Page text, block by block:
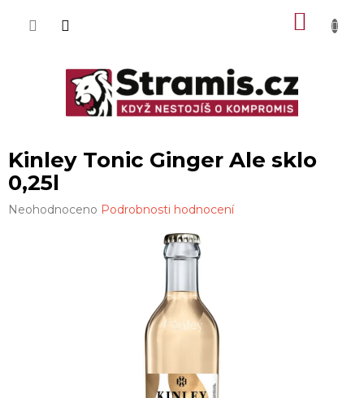
Kinley Tonic Ginger Ale sklo
0,25l
Průměrné
Neohodnoceno Podrobnosti hodnocení